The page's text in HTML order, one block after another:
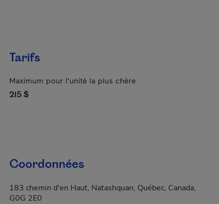
Tarifs
Maximum pour l'unité la plus chère
215 $
Coordonnées
183 chemin d'en Haut, Natashquan, Québec, Canada,
G0G 2E0